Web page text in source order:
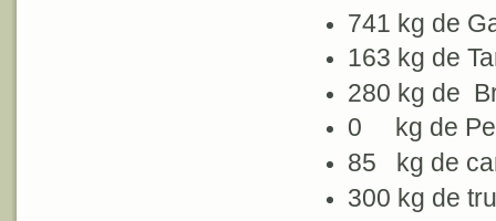
741 kg de
163 kg de
280 kg de
0 kg de
85 kg de
300 kg de